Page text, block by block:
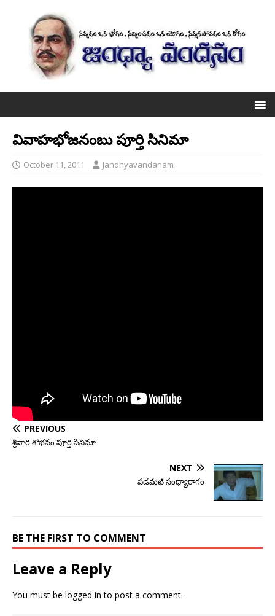
వివాహభోజనంబు పూర్తి సినిమా
October 11, 2011 Jandhyavandanam
PREVIOUS
శ్రీవారి శోభనం పూర్తి సినిమా
NEXT
పడమటి సంధ్యారాగం
BE THE FIRST TO COMMENT
Leave a Reply
You must be logged in to post a comment.